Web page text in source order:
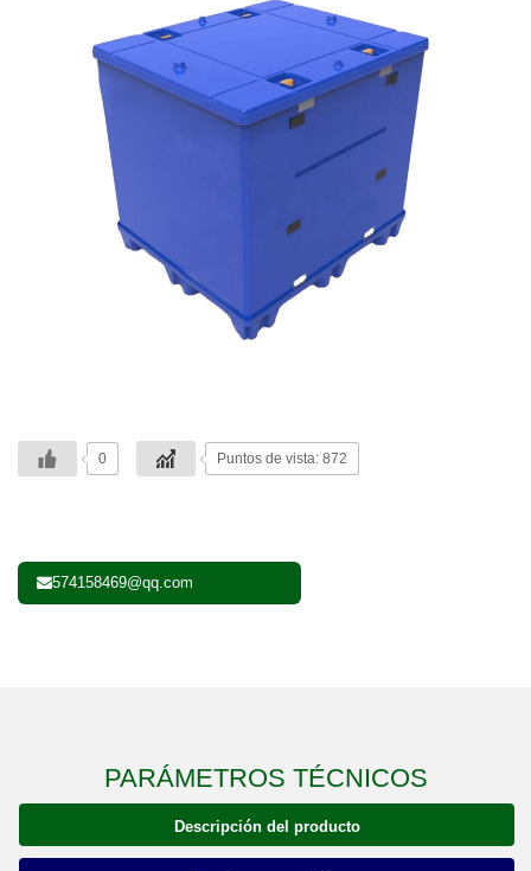
0 Puntos de vista: 872
574158469@qq.com
PARÁMETROS TÉCNICOS
Descripción del producto